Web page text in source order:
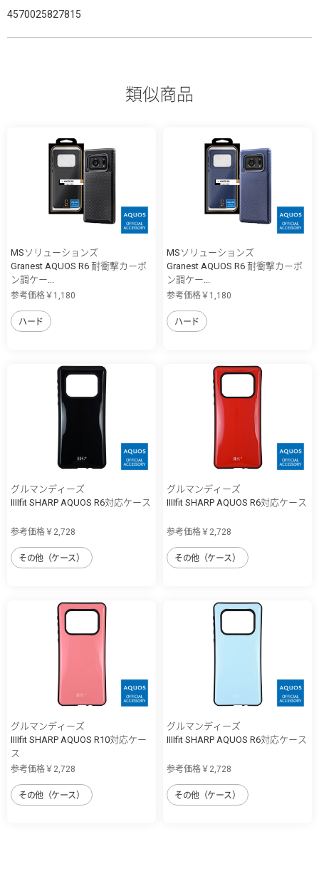
4570025827815
類似商品
MSソリューションズ
Granest AQUOS R6 耐衝撃カーボ
ン調ケー...
参考価格￥1,180
ハード
MSソリューションズ
Granest AQUOS R6 耐衝撃カーボ
ン調ケー...
参考価格￥1,180
ハード
グルマンディーズ
IIIIfit SHARP AQUOS R6対応ケース
参考価格￥2,728
その他（ケース）
グルマンディーズ
IIIIfit SHARP AQUOS R6対応ケース
参考価格￥2,728
その他（ケース）
グルマンディーズ
IIIIfit SHARP AQUOS R10対応ケー
ス
参考価格￥2,728
その他（ケース）
グルマンディーズ
IIIIfit SHARP AQUOS R6対応ケース
参考価格￥2,728
その他（ケース）